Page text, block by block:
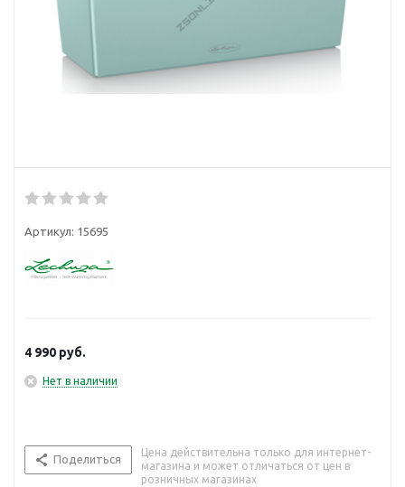
Артикул: 15695
4 990 руб.
Нет в наличии
Поделиться
Цена действительна только для интернет-
магазина и может отличаться от цен в
розничных магазинах